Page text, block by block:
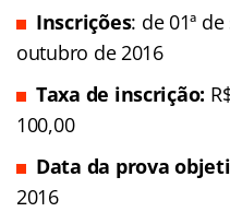
Inscrições: de 01ª
outubro de 2016
Taxa de inscrição:
100,00
Data da prova
2016